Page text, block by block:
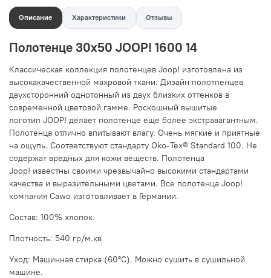
Описание Характеристики Отзывы
Полотенце 30х50 JOOP! 1600 14
Классическая коллекция полотенцев Joop! изготовлена из
высокакачественной махровой ткани. Дизайн полотпенцев
двухсторонний однотонный из двух близких оттенков в
современной цветовой гамме. Роскошный вышитые
логотип JOOP! делает полотенце еще более экстравагантным.
Полотенца отлично впитывают влагу. Очень мягкие и приятные
на ощупь. Соответствуют стандарту Oko-Tex® Standard 100. Не
содержат вредных для кожи веществ. Полотенца
Joop! известны своими чрезвычайно высокими стандартами
качества и выразительными цветами. Все полотенца Joop!
компания Cawo изготовливает в Германии.
Состав: 100% хлопок.
Плотность: 540 гр/м.кв
Уход: Машинная стирка (60°C). Можно сушить в сушильной
машине.